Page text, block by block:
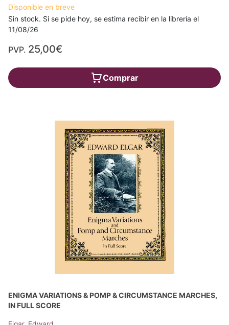
Disponible en breve
Sin stock. Si se pide hoy, se estima recibir en la librería el
11/08/26
PVP. 25,00€
Comprar
ENIGMA VARIATIONS & POMP & CIRCUMSTANCE MARCHES,
IN FULL SCORE